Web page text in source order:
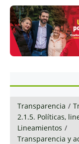
Transparencia /
2.1.5. Políticas,
Lineamientos /
Transparencia y